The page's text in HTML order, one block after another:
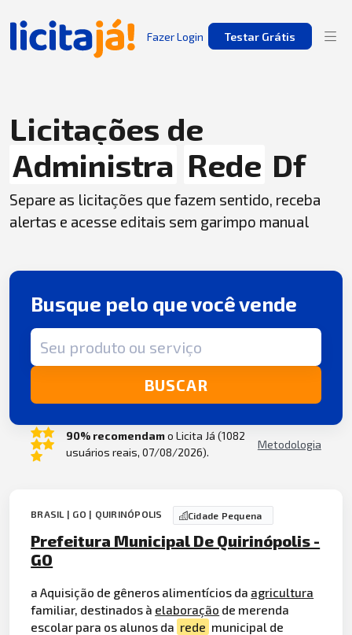
Fazer Login Testar Grátis
Licitações de
Administra Rede Df
Separe as licitações que fazem sentido, receba
alertas e acesse editais sem garimpo manual
Busque pelo que você vende
Termo de busca
BUSCAR
90% recomendamo Licita Já (1082
usuários reais, 07/08/2026).
Metodologia
BRASIL | GO | QUIRINÓPOLIS Cidade Pequena
Prefeitura Municipal De Quirinópolis -
GO
a Aquisição de gêneros alimentícios da agricultura
familiar, destinados à elaboração de merenda
escolar para os alunos da rede municipal de